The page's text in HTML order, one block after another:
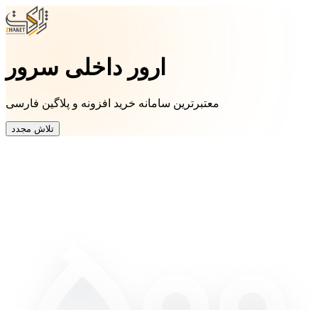
ارور داخلی سرور
معتبرترین سامانه خرید افزونه و پلاگین فارسی
تلاش مجدد